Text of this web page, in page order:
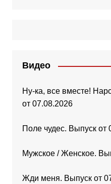
Видео
Ну-ка, все вместе!
от 07.08.2026
Поле чудес. Выпуск от
Мужское / Женское.
Жди меня. Выпуск от